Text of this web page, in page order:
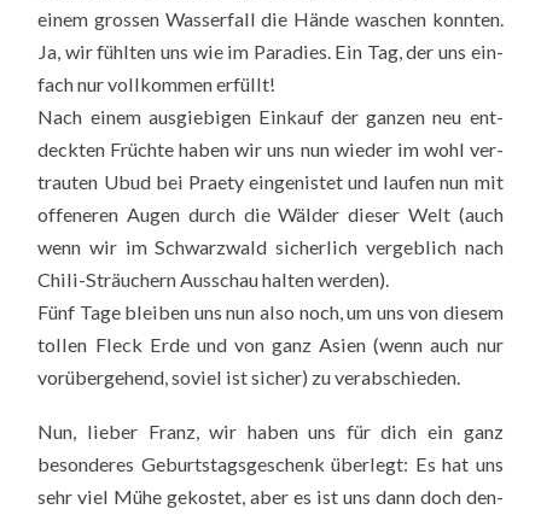
einem gros­sen Was­ser­fall die Hän­de waschen konn­ten.
Ja, wir fühl­ten uns wie im Para­dies. Ein Tag, der uns ein­
fach nur voll­kom­men erfüllt!
Nach einem aus­gie­bi­gen Ein­kauf der gan­zen neu ent­
deck­ten Früch­te haben wir uns nun wie­der im wohl ver­
trau­ten Ubud bei Pra­e­ty ein­ge­nis­tet und lau­fen nun mit
offe­ne­ren Augen durch die Wäl­der die­ser Welt (auch
wenn wir im Schwarz­wald sicher­lich ver­geb­lich nach
Chi­li-Sträu­chern Aus­schau hal­ten wer­den).
Fünf Tage blei­ben uns nun also noch, um uns von die­sem
tol­len Fleck Erde und von ganz Asi­en (wenn auch nur
vor­über­ge­hend, soviel ist sicher) zu ver­ab­schie­den.
Nun, lie­ber Franz, wir haben uns für dich ein ganz
beson­de­res Geburts­tags­ge­schenk über­legt: Es hat uns
sehr viel Mühe gekos­tet, aber es ist uns dann doch den­